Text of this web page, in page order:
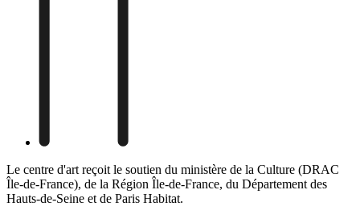
Le centre d'art reçoit le soutien du ministère de la Culture (DRAC
Île-de-France), de la Région Île-de-France, du Département des
Hauts-de-Seine et de Paris Habitat.